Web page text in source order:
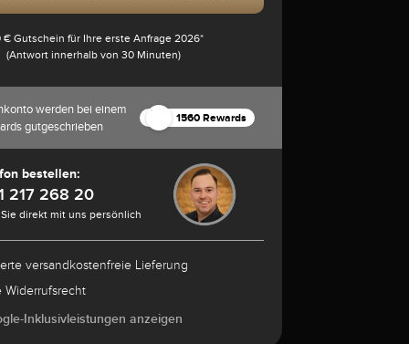
€ Gutschein für Ihre erste Anfrage 2026*
(Antwort innerhalb von 30 Minuten)
werden bei einem
gutgeschrieben
1560 Rewards
bestellen:
217 268 20
direkt mit uns persönlich
versandkostenfreie Lieferung
Widerrufsrecht
Inklusivleistungen anzeigen